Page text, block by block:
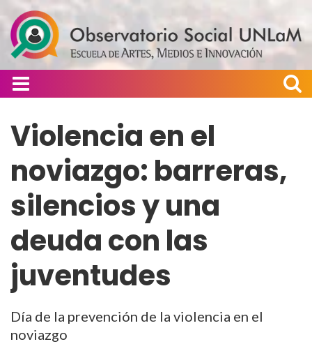
Violencia en el
noviazgo: barreras,
silencios y una
deuda con las
juventudes
Día de la prevención de la violencia en el
noviazgo